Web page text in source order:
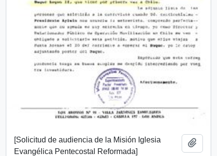
[Solicitud de audiencia de la Misión Iglesia
Evangélica Pentecostal Reformada]